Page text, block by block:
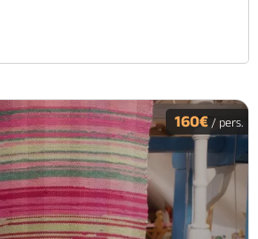
160€ / pers.